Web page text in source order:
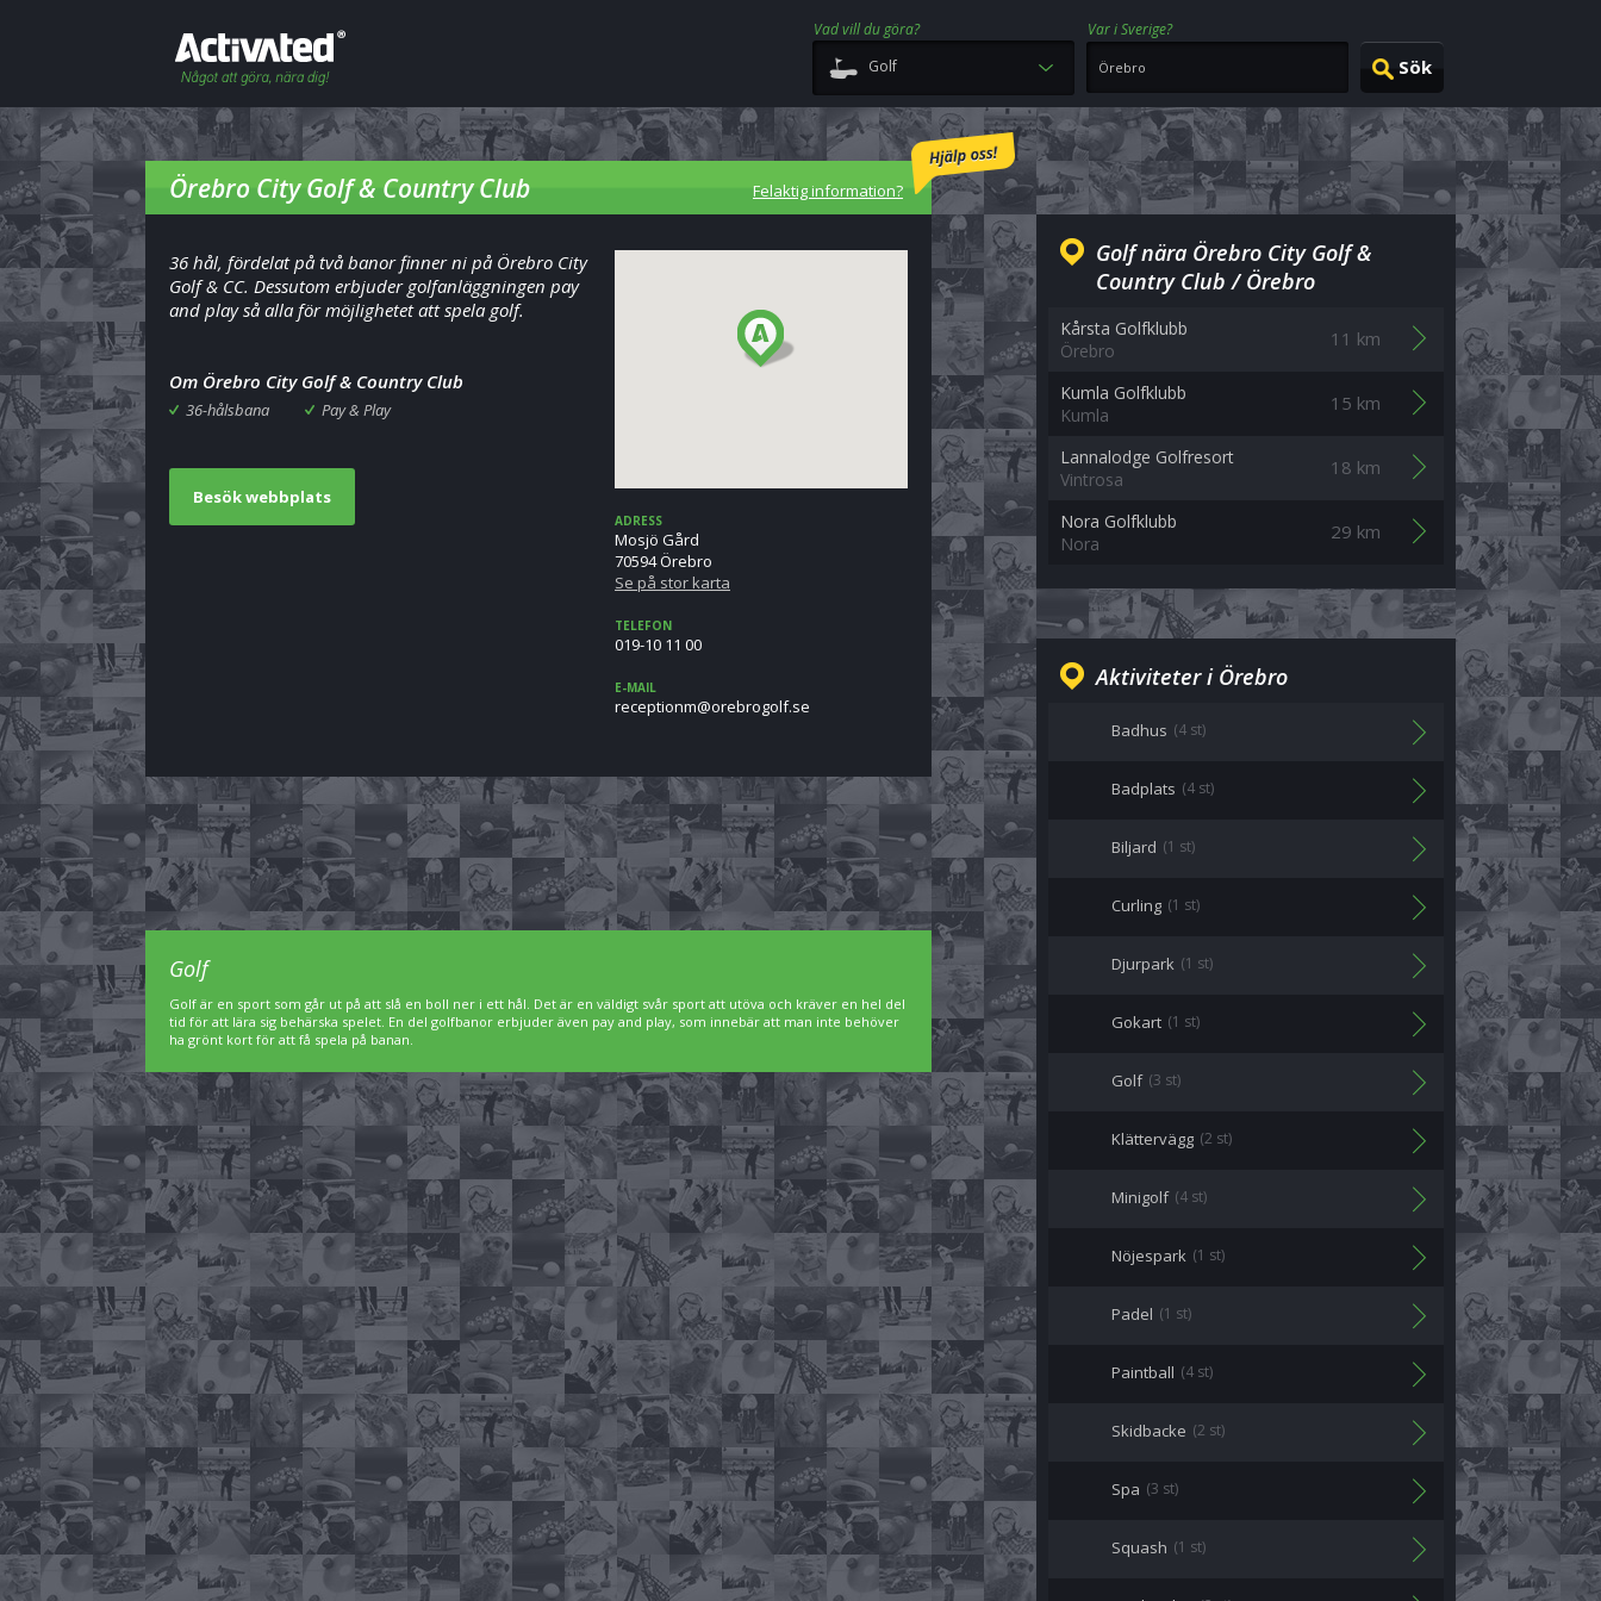
Vad vill du göra?
Var i Sverige?
Golf
Örebro City Golf & Country Club Felaktig information?
36 hål, fördelat på två banor finner ni på Örebro City
Golf & CC. Dessutom erbjuder golfanläggningen pay
and play så alla för möjlighetet att spela golf.
Om Örebro City Golf & Country Club
36-hålsbana Pay & Play
Besök webbplats
ADRESS
Mosjö Gård
70594 Örebro
Se på stor karta
TELEFON
019-10 11 00
E-MAIL
es.flogorbero@mnoitpecer
Golf nära Örebro City Golf &
Country Club / Örebro
Kårsta Golfklubb
Örebro
11 km
Kumla Golfklubb
Kumla
15 km
Lannalodge Golfresort
Vintrosa
18 km
Nora Golfklubb
Nora
29 km
Aktiviteter i Örebro
Badhus (4 st)
Badplats (4 st)
Biljard (1 st)
Curling (1 st)
Djurpark (1 st)
Gokart (1 st)
Golf (3 st)
Klättervägg (2 st)
Minigolf (4 st)
Nöjespark (1 st)
Padel (1 st)
Paintball (4 st)
Skidbacke (2 st)
Spa (3 st)
Squash (1 st)
Golf
Golf är en sport som går ut på att slå en boll ner i ett hål. Det är en väldigt svår sport att utöva och kräver en hel del
tid för att lära sig behärska spelet. En del golfbanor erbjuder även pay and play, som innebär att man inte behöver
ha grönt kort för att få spela på banan.